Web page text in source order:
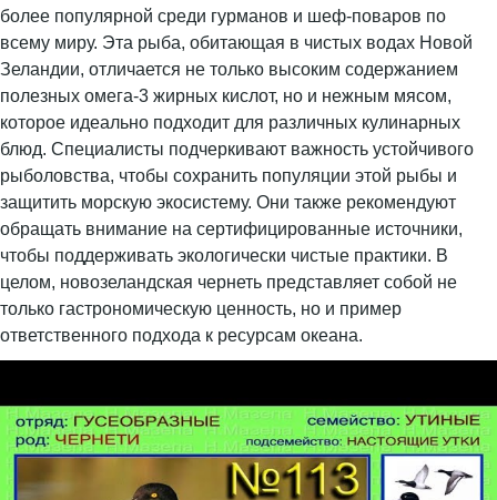
более популярной среди гурманов и шеф-поваров по
всему миру. Эта рыба, обитающая в чистых водах Новой
Зеландии, отличается не только высоким содержанием
полезных омега-3 жирных кислот, но и нежным мясом,
которое идеально подходит для различных кулинарных
блюд. Специалисты подчеркивают важность устойчивого
рыболовства, чтобы сохранить популяции этой рыбы и
защитить морскую экосистему. Они также рекомендуют
обращать внимание на сертифицированные источники,
чтобы поддерживать экологически чистые практики. В
целом, новозеландская чернеть представляет собой не
только гастрономическую ценность, но и пример
ответственного подхода к ресурсам океана.